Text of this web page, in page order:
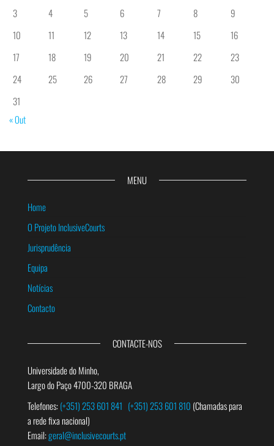
3
4 5 6 7 8
9
10
11 12 13 14 15
16
17
18 19 20 21 22
23
24
25 26 27 28 29
30
31
« Out
MENU
Home
O Projeto InclusiveCourts
Jurisprudência
Equipa
Notícias
Contacto
CONTACTE-NOS
Universidade do Minho,
Largo do Paço 4700-320 BRAGA
Telefones:(+351) 253 601 841 (+351) 253 601 810 (Chamadas para
a rede fixa nacional)
Email:geral@inclusivecourts.pt